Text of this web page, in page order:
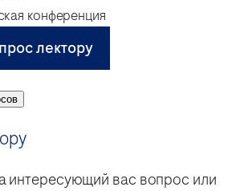
конференция
лектору
интересующий вас вопрос или